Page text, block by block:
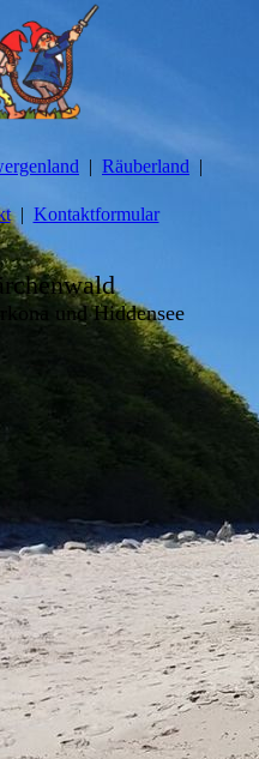
Räuberland
Kontaktformular
und Hiddensee